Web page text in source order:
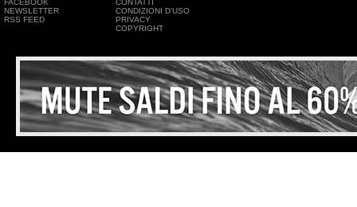
FACEBOOK
NEWSLETTER
RSS FEED
CONTATTI
CONDIZIONI D'USO
PRIVACY
COPYRIGHT